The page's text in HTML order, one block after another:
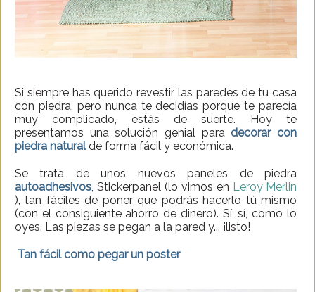
Si siempre has querido revestir las paredes de tu casa
con piedra, pero nunca te decidías porque te parecía
muy complicado, estás de suerte. Hoy te
presentamos una solución genial para decorar con
piedra naturalde forma fácil y económica.
Se trata de unos nuevos paneles de piedra
autoadhesivos, Stickerpanel (lo vimos en Leroy Merlin
), tan fáciles de poner que podrás hacerlo tú mismo
(con el consiguiente ahorro de dinero). Sí, sí, como lo
oyes. Las piezas se pegan a la pared y... ¡listo!
Tan fácil como pegar un poster